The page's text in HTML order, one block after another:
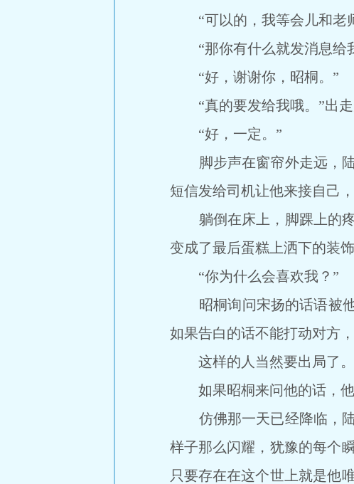
“可以的，我等会儿和老
“那你有什么就发消息给我
“好，谢谢你，昭桐。”
“真的要发给我哦。”出走
“好，一定。”
脚步声在窗帘外走远，陆
短信发给司机让他来接自己
躺倒在床上，脚踝上的疼
变成了最后蛋糕上洒下的装饰
“你为什么会喜欢我？”
昭桐询问宋扬的话语被他
如果告白的话不能打动对方
这样的人当然要出局了。
如果昭桐来问他的话，他
仿佛那一天已经降临，陆
样子那么闪耀，犹豫的每个
只要存在在这个世上就是他